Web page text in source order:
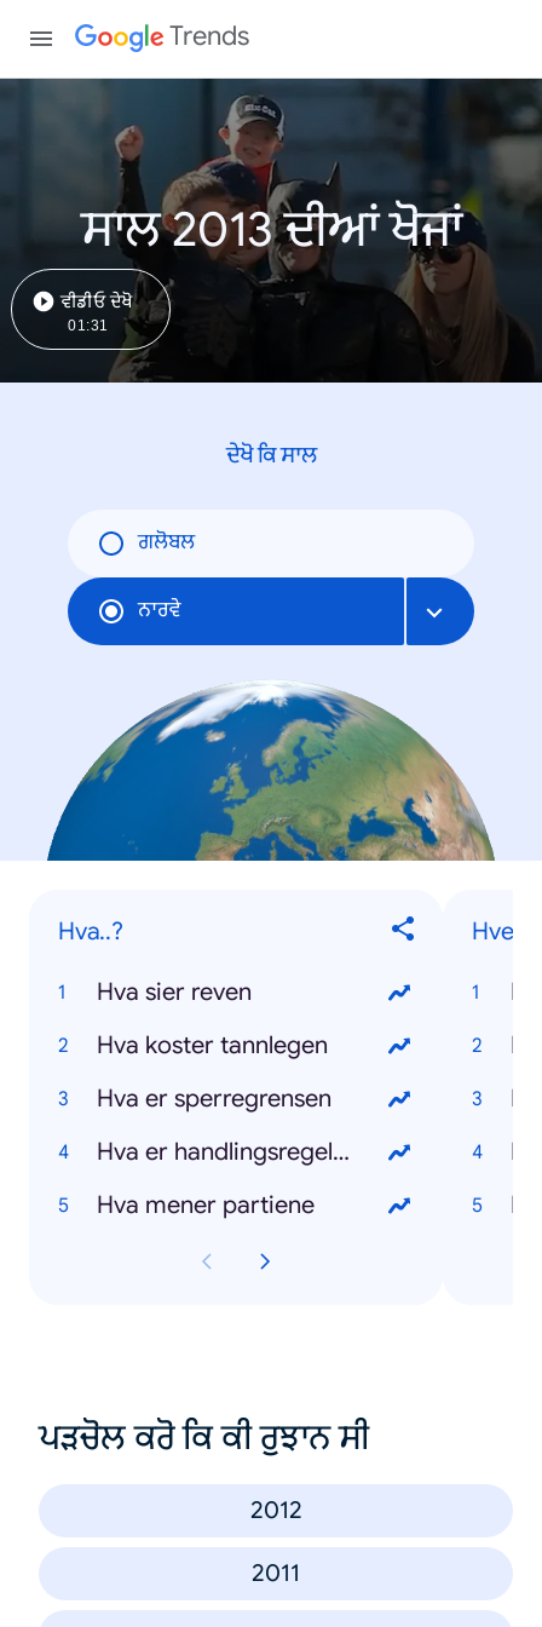
Trends
ਸਾਲ 2013 ਦੀਆਂ ਖੋਜਾਂ
ਵੀਡੀਓ ਦੇਖੋ
01:31
ਦੇਖੋ ਕਿ ਸਾਲ
ਗਲੋਬਲ
ਨਾਰਵੇ
Hva..?
Hva sier reven
Hva koster tannlegen
Hva er sperregrensen
Hva er handlingsregelen
Hva mener partiene
ਪੜਚੋਲ ਕਰੋ ਕਿ ਕੀ ਰੁਝਾਨ ਸੀ
2012
2011